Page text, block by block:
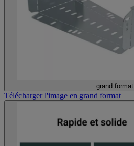
grand format
Télécharger l'image en grand format